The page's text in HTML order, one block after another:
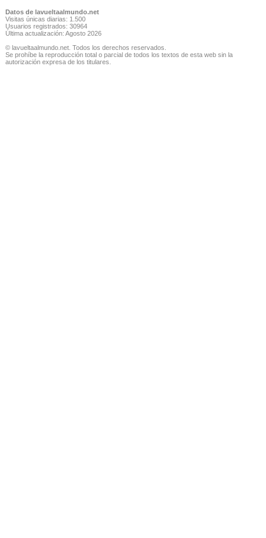
Datos de lavueltaalmundo.net
Visitas únicas diarias: 1.500
Usuarios registrados: 30964
Última actualización: Agosto 2026
© lavueltaalmundo.net. Todos los derechos reservados.
Se prohíbe la reproducción total o parcial de todos los textos de esta web sin la
autorización expresa de los titulares.